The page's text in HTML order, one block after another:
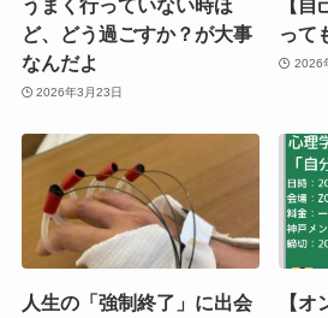
うまく行っていない時ほ
ど、どう過ごすか？が大事
なんだよ
2026年3月23日
【
って
2026
人生の「強制終了」に出会
【